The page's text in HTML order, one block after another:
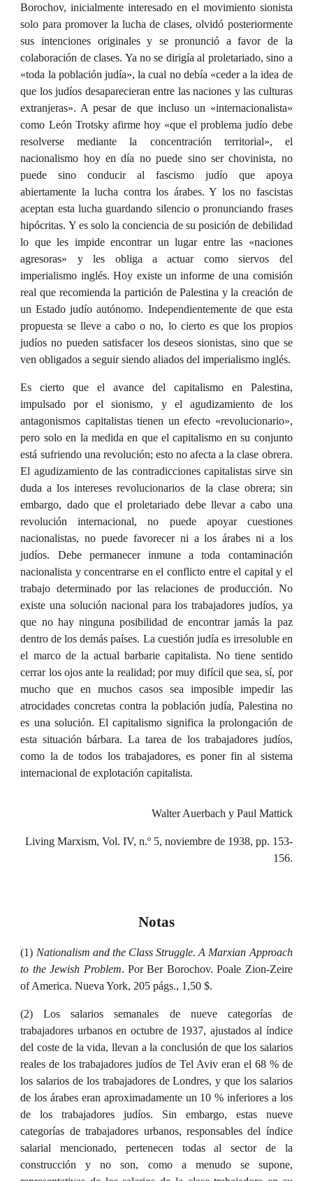
Borochov, inicialmente interesado en el movimiento sionista
solo para promover la lucha de clases, olvidó posteriormente
sus intenciones originales y se pronunció a favor de la
colaboración de clases. Ya no se dirigía al proletariado, sino a
«toda la población judía», la cual no debía «ceder a la idea de
que los judíos desaparecieran entre las naciones y las culturas
extranjeras». A pesar de que incluso un «internacionalista»
como León Trotsky afirme hoy «que el problema judío debe
resolverse mediante la concentración territorial», el
nacionalismo hoy en día no puede sino ser chovinista, no
puede sino conducir al fascismo judío que apoya
abiertamente la lucha contra los árabes. Y los no fascistas
aceptan esta lucha guardando silencio o pronunciando frases
hipócritas. Y es solo la conciencia de su posición de debilidad
lo que les impide encontrar un lugar entre las «naciones
agresoras» y les obliga a actuar como siervos del
imperialismo inglés. Hoy existe un informe de una comisión
real que recomienda la partición de Palestina y la creación de
un Estado judío autónomo. Independientemente de que esta
propuesta se lleve a cabo o no, lo cierto es que los propios
judíos no pueden satisfacer los deseos sionistas, sino que se
ven obligados a seguir siendo aliados del imperialismo inglés.
Es cierto que el avance del capitalismo en Palestina,
impulsado por el sionismo, y el agudizamiento de los
antagonismos capitalistas tienen un efecto «revolucionario»,
pero solo en la medida en que el capitalismo en su conjunto
está sufriendo una revolución; esto no afecta a la clase obrera.
El agudizamiento de las contradicciones capitalistas sirve sin
duda a los intereses revolucionarios de la clase obrera; sin
embargo, dado que el proletariado debe llevar a cabo una
revolución internacional, no puede apoyar cuestiones
nacionalistas, no puede favorecer ni a los árabes ni a los
judíos. Debe permanecer inmune a toda contaminación
nacionalista y concentrarse en el conflicto entre el capital y el
trabajo determinado por las relaciones de producción. No
existe una solución nacional para los trabajadores judíos, ya
que no hay ninguna posibilidad de encontrar jamás la paz
dentro de los demás países. La cuestión judía es irresoluble en
el marco de la actual barbarie capitalista. No tiene sentido
cerrar los ojos ante la realidad; por muy difícil que sea, sí, por
mucho que en muchos casos sea imposible impedir las
atrocidades concretas contra la población judía, Palestina no
es una solución. El capitalismo significa la prolongación de
esta situación bárbara. La tarea de los trabajadores judíos,
como la de todos los trabajadores, es poner fin al sistema
internacional de explotación capitalista.
Walter Auerbach y Paul Mattick
Living Marxism, Vol. IV, n.º5, noviembre de 1938, pp. 153-
156.
Notas
(1) Nationalism and the Class Struggle. A Marxian Approach
to the Jewish Problem. Por Ber Borochov. Poale Zion-Zeire
of America. Nueva York, 205 págs., 1,50 $.
(2) Los salarios semanales de nueve categorías de
trabajadores urbanos en octubre de 1937, ajustados al índice
del coste de la vida, llevan a la conclusión de que los salarios
reales de los trabajadores judíos de Tel Aviv eran el 68 % de
los salarios de los trabajadores de Londres, y que los salarios
de los árabes eran aproximadamente un 10 % inferiores a los
de los trabajadores judíos. Sin embargo, estas nueve
categorías de trabajadores urbanos, responsables del índice
salarial mencionado, pertenecen todas al sector de la
construcción y no son, como a menudo se supone,